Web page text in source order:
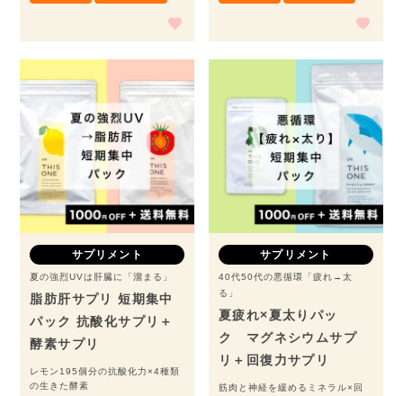
サプリメント
夏の強烈UVは肝臓に「溜まる」
脂肪肝サプリ 短期集中
パック 抗酸化サプリ＋
酵素サプリ
レモン195個分の抗酸化力×4種類
の生きた酵素
サプリメント
40代50代の悪循環「疲れ→太
る」
夏疲れ×夏太りパッ
ク マグネシウムサプ
リ＋回復力サプリ
筋肉と神経を緩めるミネラル×回